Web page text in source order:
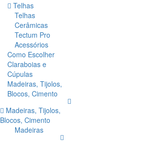
Telhas
Telhas
Cerâmicas
Tectum Pro
Acessórios
Como Escolher
Claraboias e
Cúpulas
Madeiras, Tijolos,
Blocos, Cimento
Madeiras, Tijolos,
Blocos, Cimento
Madeiras